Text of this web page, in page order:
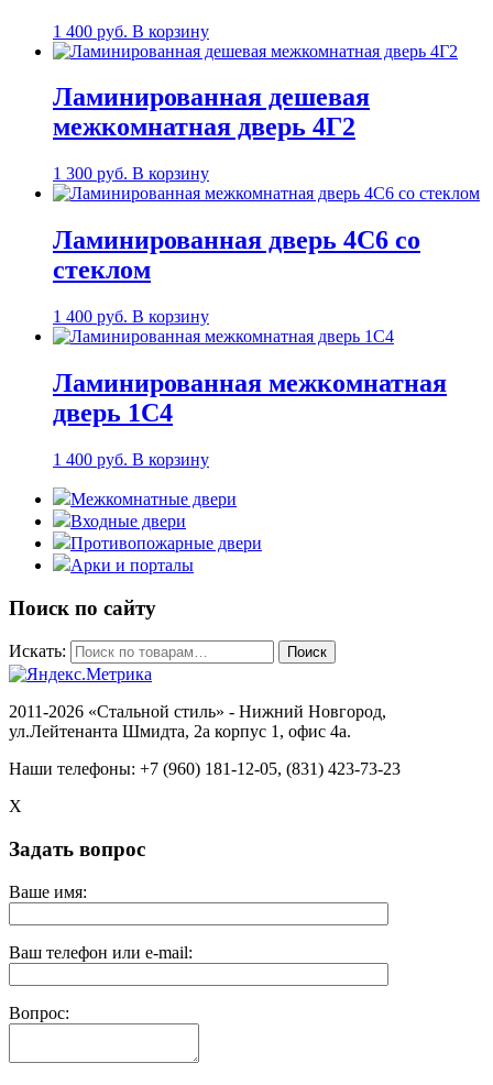
1 400 руб. В корзину
Ламинированная дешевая
межкомнатная дверь 4Г2
1 300 руб. В корзину
Ламинированная дверь 4С6 со
стеклом
1 400 руб. В корзину
Ламинированная межкомнатная
дверь 1С4
1 400 руб. В корзину
Межкомнатные двери
Входные двери
Противопожарные двери
Арки и порталы
Поиск по сайту
Искать: Поиск
2011-2026 «Стальной стиль» - Нижний Новгород,
ул.Лейтенанта Шмидта, 2а корпус 1, офис 4a.
Наши телефоны: +7 (960) 181-12-05, (831) 423-73-23
X
Задать вопрос
Ваше имя:
Ваш телефон или e-mail:
Вопрос: